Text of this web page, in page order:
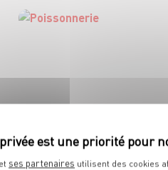
POISSONNERIE
ses partenaires utilisent des cookies